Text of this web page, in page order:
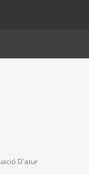
finestra.
D'atur